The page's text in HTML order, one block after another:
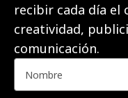
recibir cada día el
creatividad,
comunicación.